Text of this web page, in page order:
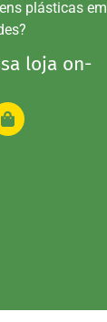
plásticas em
loja on-